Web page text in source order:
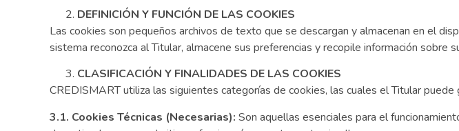
DEFINICIÓN Y FUNCIÓN DE LAS COOKIES
Las cookies son pequeños archivos de texto que se descargan y almacenan en el
sistema reconozca al Titular, almacene sus preferencias y recopile información sobre
CLASIFICACIÓN Y FINALIDADES DE LAS COOKIES
CREDISMART utiliza las siguientes categorías de cookies, las cuales el Titular puede
3.1. Cookies Técnicas (Necesarias): Son aquellas esenciales para el